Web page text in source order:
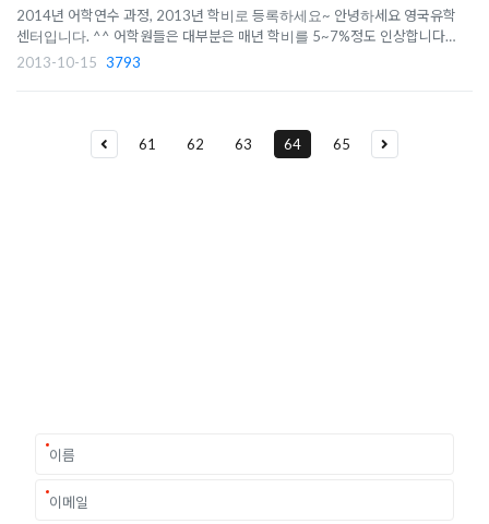
2014년 어학연수 과정, 2013년 학비로 등록하세요~ 안녕하세요 영국유학
센터입니다. ^^ 어학원들은 대부분은 매년 학비를 5~7%정도 인상합니다.
내년 어학연수를 계획하시는 분도 서둘러 등록하시면 인상되기 전 학비로 적
2013-10-15 3793
61 62 63 64 65